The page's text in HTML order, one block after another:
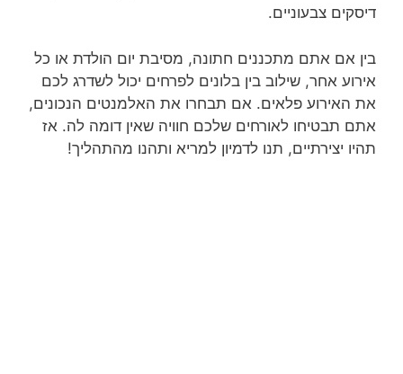
דיסקים צבעוניים.
בין אם אתם מתכננים חתונה, מסיבת יום הולדת או כל
אירוע אחר, שילוב בין בלונים לפרחים יכול לשדרג לכם
את האירוע פלאים. אם תבחרו את האלמנטים הנכונים,
אתם תבטיחו לאורחים שלכם חוויה שאין דומה לה. אז
תהיו יצירתיים, תנו לדמיון למריא ותהנו מהתהליך!